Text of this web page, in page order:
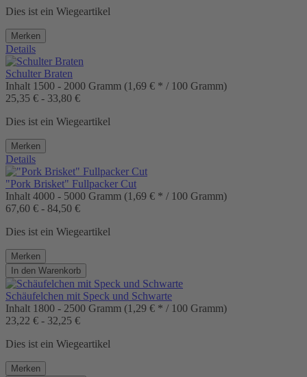
Dies ist ein Wiegeartikel
Merken
Details
Schulter Braten
Inhalt 1500 - 2000 Gramm (1,69 € * / 100 Gramm)
25,35 € - 33,80 €
Dies ist ein Wiegeartikel
Merken
Details
"Pork Brisket" Fullpacker Cut
Inhalt 4000 - 5000 Gramm (1,69 € * / 100 Gramm)
67,60 € - 84,50 €
Dies ist ein Wiegeartikel
Merken
In den Warenkorb
Schäufelchen mit Speck und Schwarte
Inhalt 1800 - 2500 Gramm (1,29 € * / 100 Gramm)
23,22 € - 32,25 €
Dies ist ein Wiegeartikel
Merken